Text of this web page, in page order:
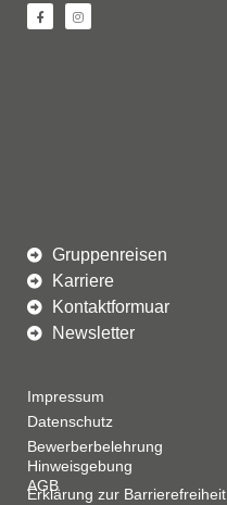
Gruppenreisen
Karriere
Kontaktformuar
Newsletter
Impressum
Datenschutz
Bewerberbelehrung
Hinweisgebung
AGB
Erklärung zur Barrierefreiheit